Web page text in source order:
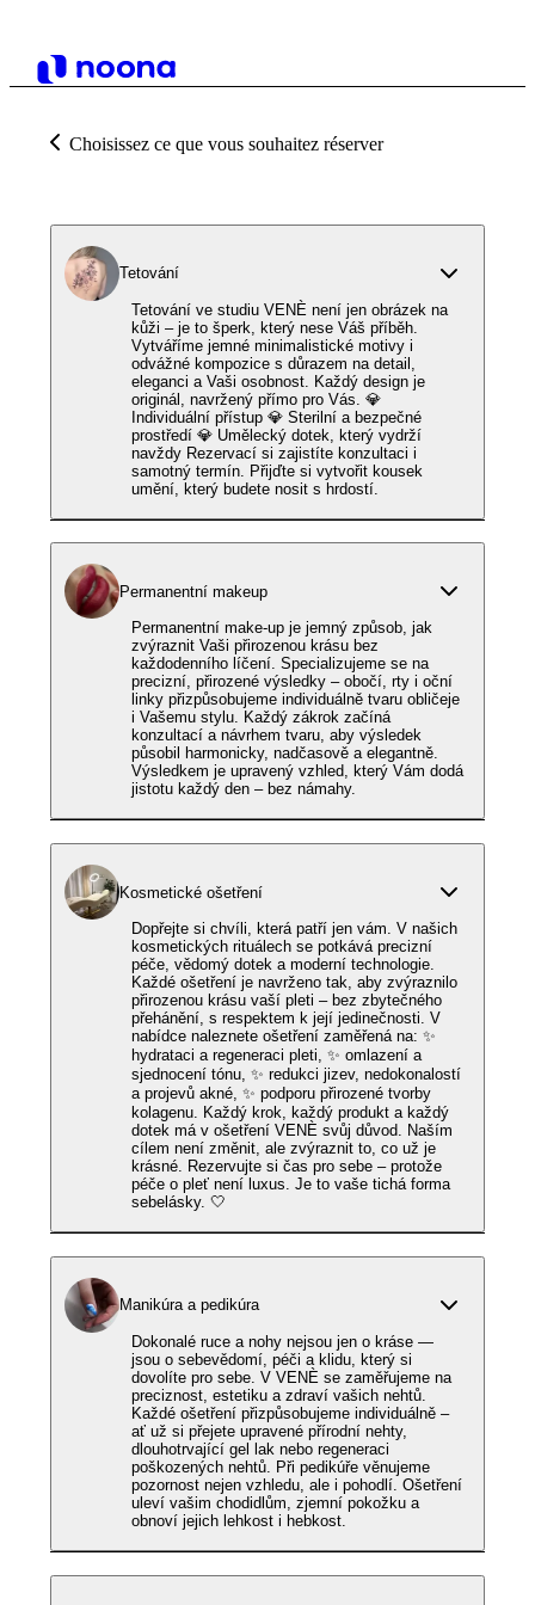
Choisissez ce que vous souhaitez réserver
Tetování
Tetování ve studiu VENÈ není jen obrázek na
kůži – je to šperk, který nese Váš příběh.
Vytváříme jemné minimalistické motivy i
odvážné kompozice s důrazem na detail,
eleganci a Vaši osobnost. Každý design je
originál, navržený přímo pro Vás. 💎
Individuální přístup 💎 Sterilní a bezpečné
prostředí 💎 Umělecký dotek, který vydrží
navždy Rezervací si zajistíte konzultaci i
samotný termín. Přijďte si vytvořit kousek
umění, který budete nosit s hrdostí.
Permanentní makeup
Permanentní make-up je jemný způsob, jak
zvýraznit Vaši přirozenou krásu bez
každodenního líčení. Specializujeme se na
precizní, přirozené výsledky – obočí, rty i oční
linky přizpůsobujeme individuálně tvaru obličeje
i Vašemu stylu. Každý zákrok začíná
konzultací a návrhem tvaru, aby výsledek
působil harmonicky, nadčasově a elegantně.
Výsledkem je upravený vzhled, který Vám dodá
jistotu každý den – bez námahy.
Kosmetické ošetření
Dopřejte si chvíli, která patří jen vám. V našich
kosmetických rituálech se potkává precizní
péče, vědomý dotek a moderní technologie.
Každé ošetření je navrženo tak, aby zvýraznilo
přirozenou krásu vaší pleti – bez zbytečného
přehánění, s respektem k její jedinečnosti. V
nabídce naleznete ošetření zaměřená na: ✨
hydrataci a regeneraci pleti, ✨ omlazení a
sjednocení tónu, ✨ redukci jizev, nedokonalostí
a projevů akné, ✨ podporu přirozené tvorby
kolagenu. Každý krok, každý produkt a každý
dotek má v ošetření VENÈ svůj důvod. Naším
cílem není změnit, ale zvýraznit to, co už je
krásné. Rezervujte si čas pro sebe – protože
péče o pleť není luxus. Je to vaše tichá forma
sebelásky. 🤍
Manikúra a pedikúra
Dokonalé ruce a nohy nejsou jen o kráse —
jsou o sebevědomí, péči a klidu, který si
dovolíte pro sebe. V VENÈ se zaměřujeme na
preciznost, estetiku a zdraví vašich nehtů.
Každé ošetření přizpůsobujeme individuálně –
ať už si přejete upravené přírodní nehty,
dlouhotrvající gel lak nebo regeneraci
poškozených nehtů. Při pedikúře věnujeme
pozornost nejen vzhledu, ale i pohodlí. Ošetření
uleví vašim chodidlům, zjemní pokožku a
obnoví jejich lehkost i hebkost.